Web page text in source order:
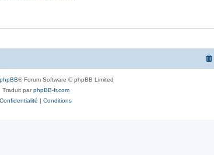
phpBB® Forum Software © phpBB Limited
Traduit parphpBB-fr.com
Confidentialité | Conditions